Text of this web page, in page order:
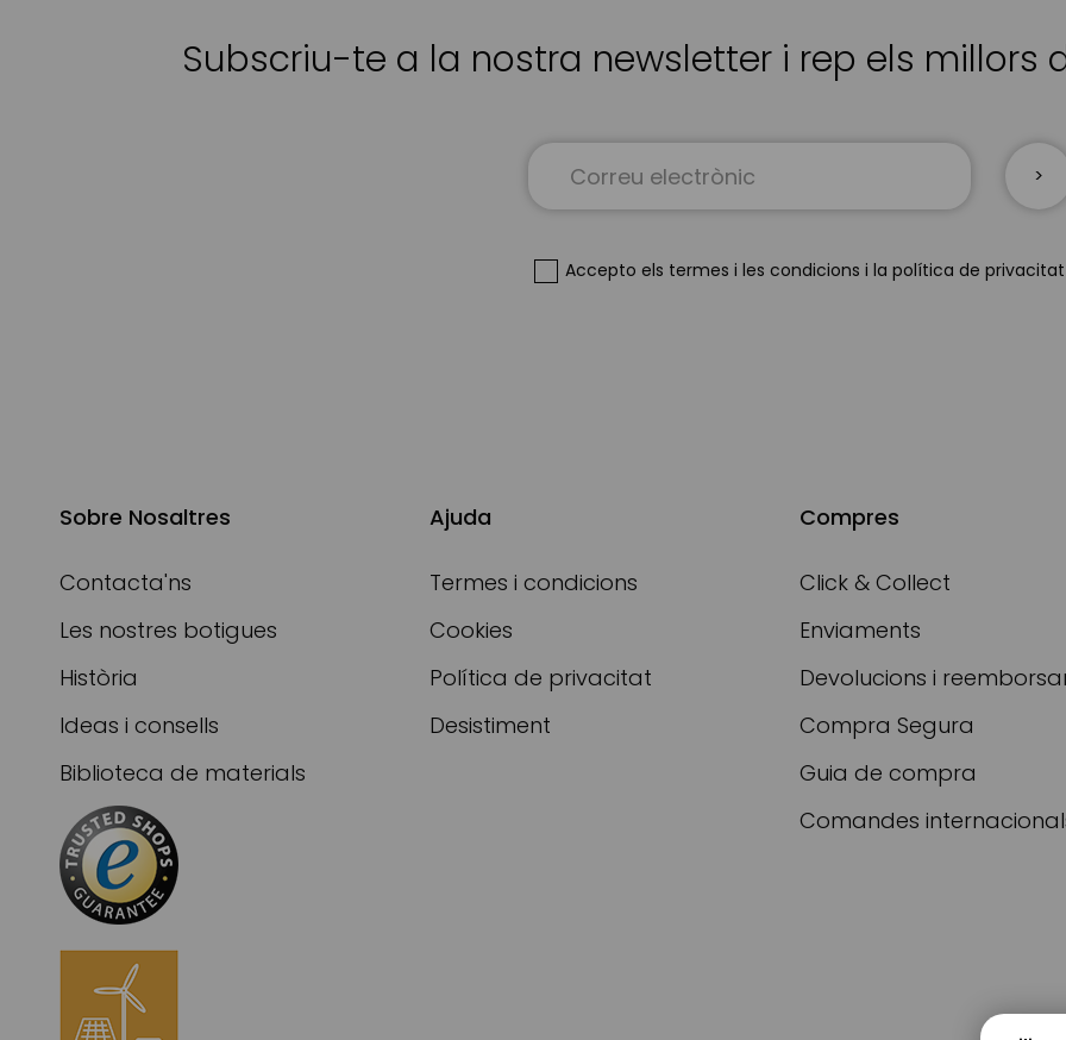
Subscriu-te a la nostra newsletter i rep els millors
Up
Accepto els termes i les condicions i la política de privacitat
Sobre Nosaltres
Contacta'ns
Les nostres botigues
Història
Ideas i consells
Biblioteca de materials
Ajuda
Termes i condicions
Cookies
Política de privacitat
Desistiment
Compres
Click & Collect
Enviaments
Devolucions i
Compra Segura
Guia de compra
Comandes